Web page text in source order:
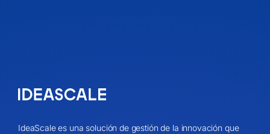
IdeaScale es una solución de gestión de la innovación que